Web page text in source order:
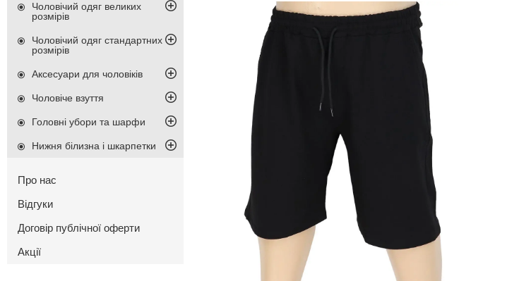
Чоловічий одяг великих
розмірів
Чоловічий одяг стандартних
розмірів
Аксесуари для чоловіків
Чоловіче взуття
Головні убори та шарфи
Нижня білизна і шкарпетки
Про нас
Відгуки
Договір публічної оферти
Акції